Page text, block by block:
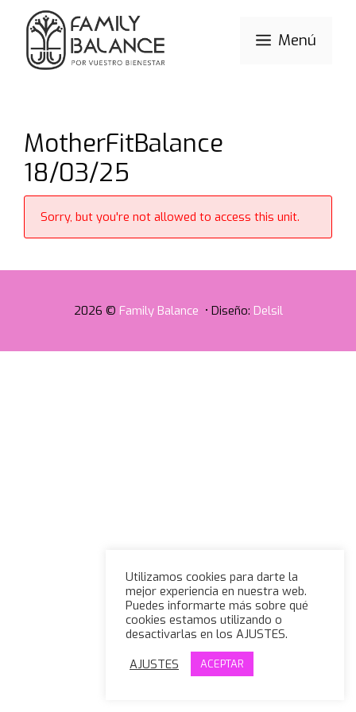
Saltar
contenido
Menú
MotherFitBalance
18/03/25
Sorry, but you're not allowed to access this unit.
2026 © Family Balance • Diseño: Delsil
Utilizamos cookies para darte la
mejor experiencia en nuestra web.
Puedes informarte más sobre qué
cookies estamos utilizando o
desactivarlas en los AJUSTES.
AJUSTES
ACEPTAR